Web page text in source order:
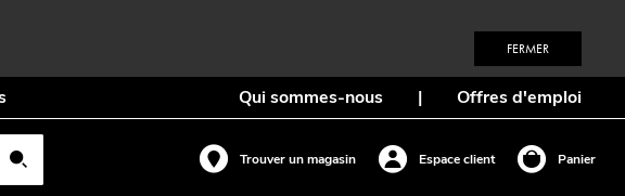
FERMER
Qui sommes-nous | Offres d'emploi
Trouver un magasin Espace client Panier